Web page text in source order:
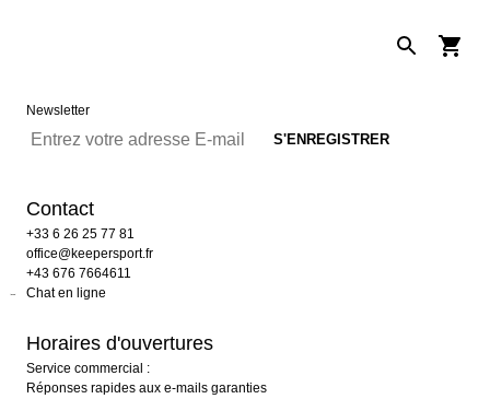
Newsletter
Contact
+33 6 26 25 77 81
office@keepersport.fr
+43 676 7664611
Chat en ligne
Horaires d'ouvertures
Service commercial :
Réponses rapides aux e-mails garanties